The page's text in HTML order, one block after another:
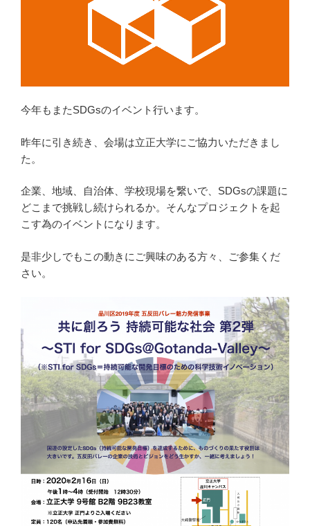
今年もまたSDGsのイベント行います。
昨年に引き続き、会場は立正大学にご協力いただきまし
た。
企業、地域、自治体、学校現場を繋いで、SDGsの課題に
どこまで挑戦し続けられるか。そんなプロジェクトを起
こす為のイベントになります。
是非少しでもこの動きにご興味のある方々、ご参集くだ
さい。